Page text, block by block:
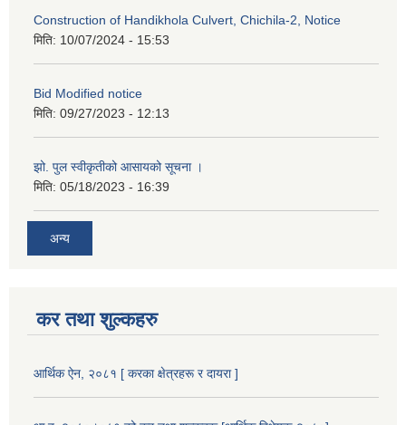
Construction of Handikhola Culvert, Chichila-2, Notice
मिति: 10/07/2024 - 15:53
Bid Modified notice
मिति: 09/27/2023 - 12:13
झो. पुल स्वीकृतीको आसायको सूचना ।
मिति: 05/18/2023 - 16:39
अन्य
कर तथा शुल्कहरु
आर्थिक ऐन, २०८१ [ करका क्षेत्रहरू र दायरा ]